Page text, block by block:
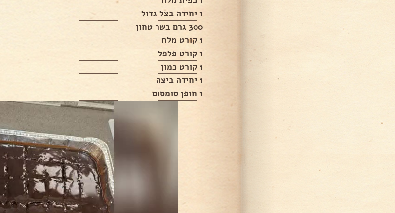
1 יחידה בצל גדול
300 גרם בשר טחון
1 קורט מלח
1 קורט פלפל
1 קורט כמון
1 יחידה ביצה
1 חופן סומסום